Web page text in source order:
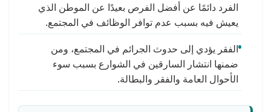
الفرد دائمًا عن أفضل الفرص بعيدًا عن الموطن الذي
يعيش فيه بسبب عدم توافر الوظائف في المجتمع.
الفقر يؤدي إلى حدوث الجرائم في المجتمع، ومن
ضمنها انتشار السارقين في الشوارع بسبب سوء
الأحوال العامة والفقر والبطالة.